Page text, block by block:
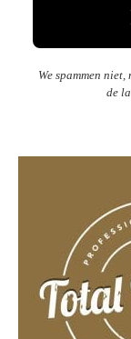
We spammen
de